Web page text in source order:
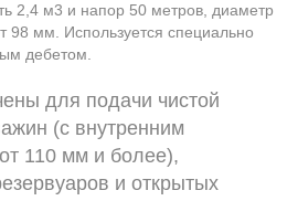
2,4 м3 и напор 50 метров, диаметр
98 мм. Используется специально
дебетом.
для подачи чистой
(с внутренним
110 мм и более),
и открытых